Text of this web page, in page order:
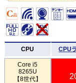
CPU CPU
Core i5
8265U
【8世代】